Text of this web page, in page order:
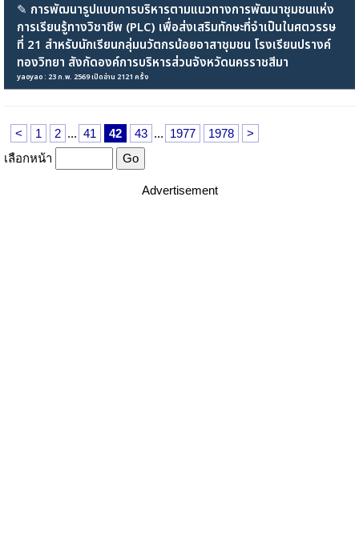
✎ การพัฒนารูปแบบการบริหารตามแนวทางการพัฒนาชุมชนแห่ง
การเรียนรู้ทางวิชาชีพ (PLC) เพื่อส่งเสริมทักษะที่จำเป็นในศตวรรษ
ที่ 21 สำหรับนักเรียนกลุ่มนวัตกรน้อยอาสาชุมชน โรงเรียนปรางค์
ทองวิทยา สังกัดองค์การบริหารส่วนจังหวัดนครราชสีมา
yaoyao : 23 ก.พ. 2569 เปิดอ่าน 2121 ครั้ง
< 1 2 ... 41 42 43 ... 1977 1978
>
เลือกหน้า
Advertisement